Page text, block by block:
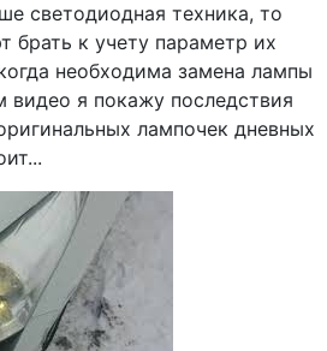
светодиодная техника, то
брать к учету параметр их
необходима замена лампы
видео я покажу последствия
лампочек дневных